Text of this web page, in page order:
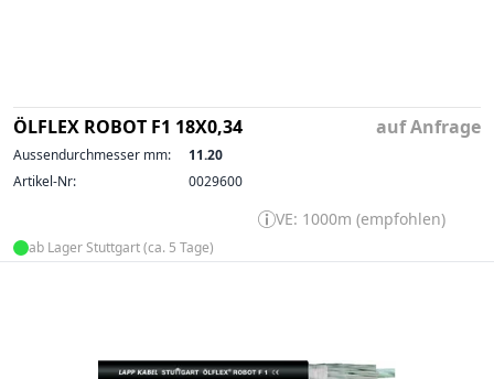
ÖLFLEX ROBOT F1 18X0,34 auf Anfrage
Aussendurchmesser mm:
11.20
Artikel-Nr:
0029600
VE: 1000m (empfohlen)
ab Lager Stuttgart (ca. 5 Tage)